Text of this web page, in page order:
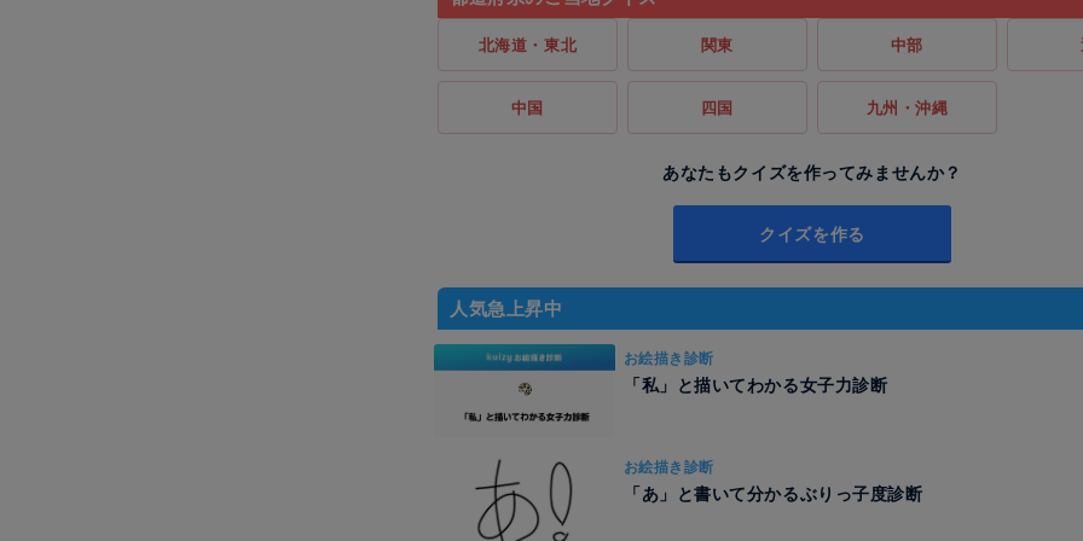
北海道・東北 関東 中部
中国 四国 九州・沖縄
あなたもクイズを作ってみませんか？
クイズを作る
人気急上昇中
お絵描き診断
「私」と描いてわかる女子力診断
お絵描き診断
「あ」と書いて分かるぶりっ子度診断